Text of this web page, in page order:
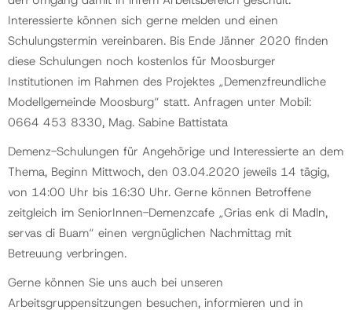
Interessierte können sich gerne melden und einen
Schulungstermin vereinbaren. Bis Ende Jänner 2020 finden
diese Schulungen noch kostenlos für Moosburger
Institutionen im Rahmen des Projektes „Demenzfreundliche
Modellgemeinde Moosburg“ statt. Anfragen unter Mobil:
0664 453 8330, Mag. Sabine Battistata
Demenz-Schulungen für Angehörige und Interessierte an dem
Thema, Beginn Mittwoch, den 03.04.2020 jeweils 14 tägig,
von 14:00 Uhr bis 16:30 Uhr. Gerne können Betroffene
zeitgleich im SeniorInnen-Demenzcafe „Grias enk di Madln,
servas di Buam“ einen vergnüglichen Nachmittag mit
Betreuung verbringen.
Gerne können Sie uns auch bei unseren
Arbeitsgruppensitzungen besuchen, informieren und in